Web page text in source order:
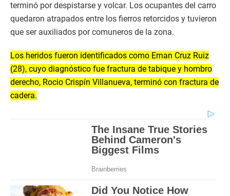
terminó por despistarse y volcar. Los ocupantes del carro
quedaron atrapados entre los fierros retorcidos y tuvieron
que ser auxiliados por comuneros de la zona.
Los heridos fueron identificados como Ernan Cruz Ruiz
(28), cuyo diagnóstico fue fractura de tabique y hombro
derecho, Rocio Crispín Villanueva, terminó con fractura de
cadera.